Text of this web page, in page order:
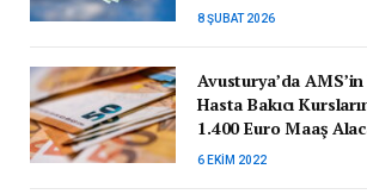
8 ŞUBAT 2026
Avusturya’da
Hasta Bakıcı
1.400 Euro Maaş
6 EKIM 2022